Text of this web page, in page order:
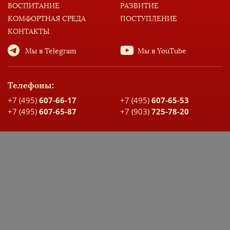
ВОСПИТАНИЕ
РАЗВИТИЕ
КОМФОРТНАЯ СРЕДА
ПОСТУПЛЕНИЕ
КОНТАКТЫ
Мы в Telegram Мы в YouTube
Телефоны:
+7 (495) 607-66-17 +7 (495) 607-65-53
+7 (495) 607-65-87 +7 (903) 725-78-20